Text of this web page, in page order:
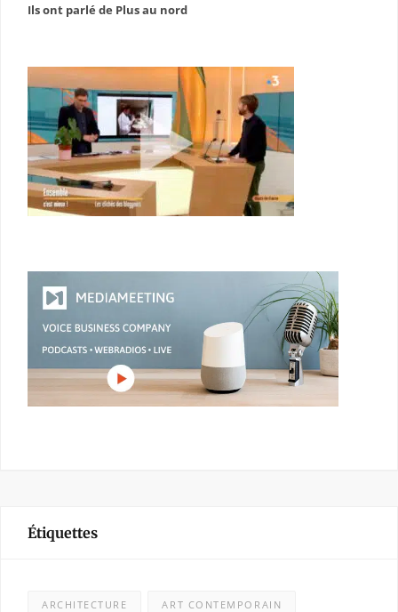
Ils ont parlé de Plus au nord
Étiquettes
ARCHITECTURE ART CONTEMPORAIN